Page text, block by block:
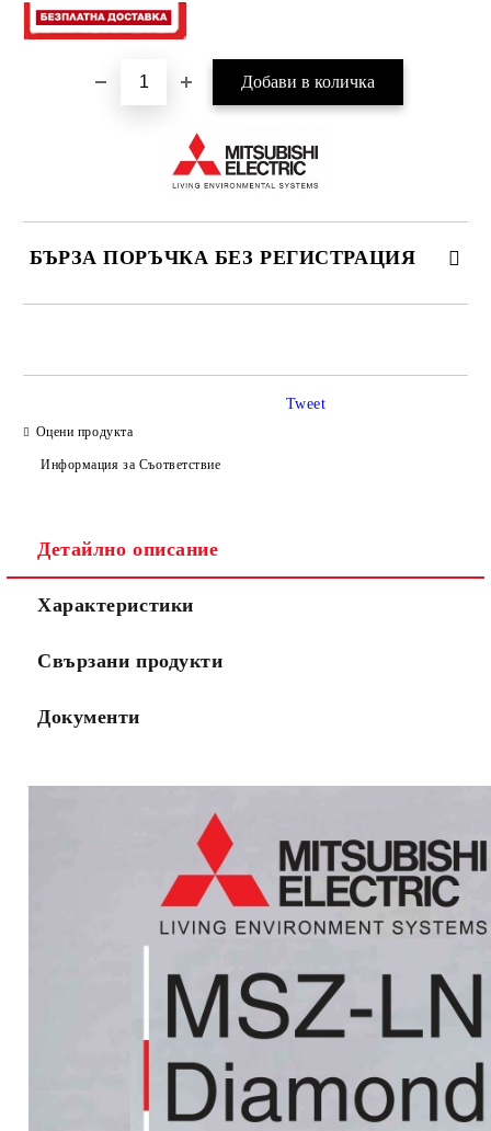
БЪРЗА ПОРЪЧКА БЕЗ РЕГИСТРАЦИЯ
Съгласен съм сПолитиката за лични данни
Оцени продукта
Информация за Съответствие
Tweet
Детайлно описание
Характеристики
Свързани продукти
Документи